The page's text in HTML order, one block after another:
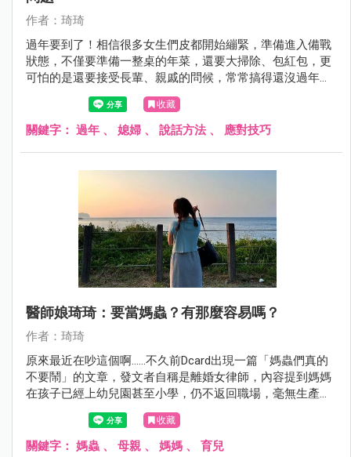
作者：琦琦
過年要到了！相信很多女生們皮都開始繃緊，準備進入備戰
狀態，不僅要準備一整桌的年菜，還要大掃除、包紅包，更
可怕的是還要接受長輩、親戚的問候，常常搞得還沒過年，
心情就開始焦慮起來。
收藏
關鍵字： 過年 、 媳婦 、 說話方法 、 應對技巧
醫師娘琦琦：要當媽蟲？有那麼容易嗎？
作者：琦琦
原來最近在吵這個啊……不久前Dcard出現一篇「媽蟲們真的
不要鬧」的文章，發文者自稱是離婚女律師，內容提到媽媽
在孩子已經上幼兒園甚至小學，仍不返回職場，毫無生產
力，只會花老公的錢，如同寄生蟲般，而且自認生孩子很了
不起。想想，要當「媽蟲」，有那麼容易嗎？
收藏
關鍵字： 媽蟲 、 母親 、 媽媽 、 育兒